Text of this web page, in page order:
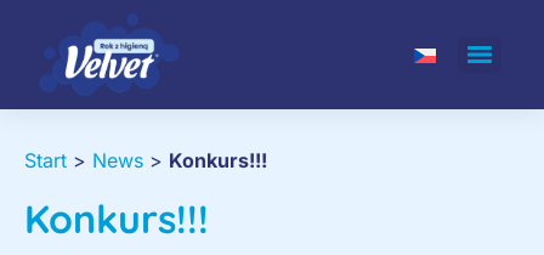
Start > News > Konkurs!!!
Konkurs!!!